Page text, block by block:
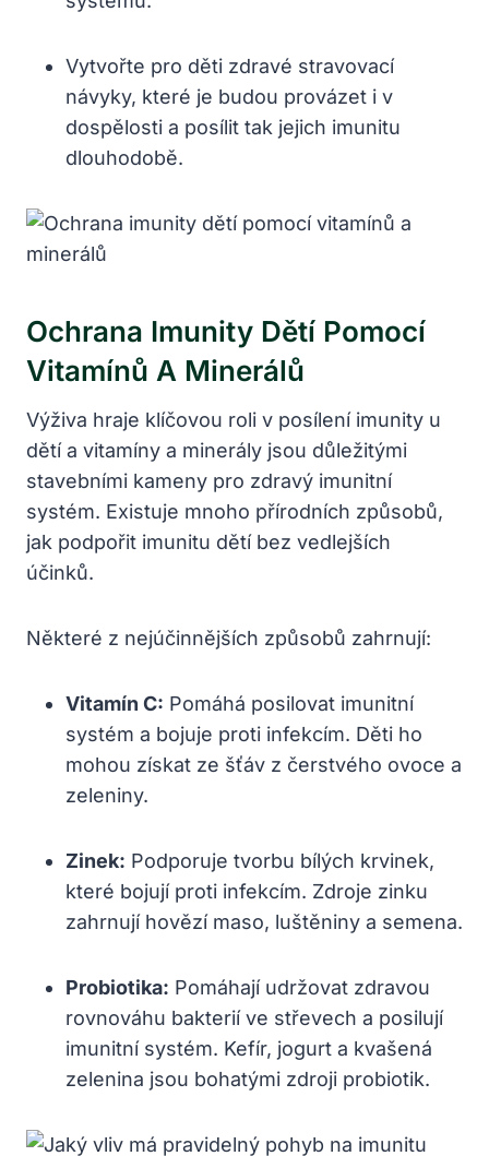
Vytvořte pro děti zdravé stravovací
návyky, které je budou provázet i v
dospělosti a posílit tak jejich imunitu
dlouhodobě.
Ochrana Imunity Dětí Pomocí
Vitamínů A Minerálů
Výživa hraje klíčovou roli v posílení imunity u
dětí a vitamíny a minerály jsou důležitými
stavebními kameny pro zdravý imunitní
systém. Existuje mnoho přírodních způsobů,
jak podpořit imunitu dětí bez vedlejších
účinků.
Některé z nejúčinnějších způsobů zahrnují:
Vitamín C: Pomáhá posilovat imunitní
systém a bojuje proti infekcím. Děti ho
mohou získat ze šťáv z čerstvého ovoce a
zeleniny.
Zinek: Podporuje tvorbu bílých krvinek,
které bojují proti infekcím. Zdroje zinku
zahrnují hovězí maso, luštěniny a semena.
Probiotika: Pomáhají udržovat zdravou
rovnováhu bakterií ve střevech a posilují
imunitní systém. Kefír, jogurt a kvašená
zelenina jsou bohatými zdroji probiotik.